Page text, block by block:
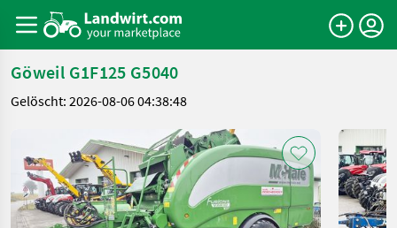
Göweil G1F125 G5040
Gelöscht: 2026-08-06 04:38:48